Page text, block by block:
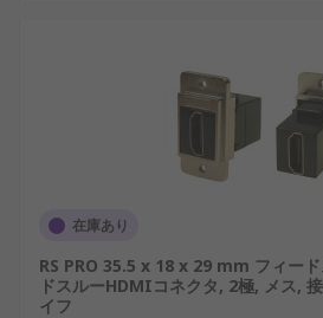
在庫あり
RS PRO 35.5 x 18 x 29 mm フィー
ドスルーHDMIコネクタ, 2極, メス,
イフ